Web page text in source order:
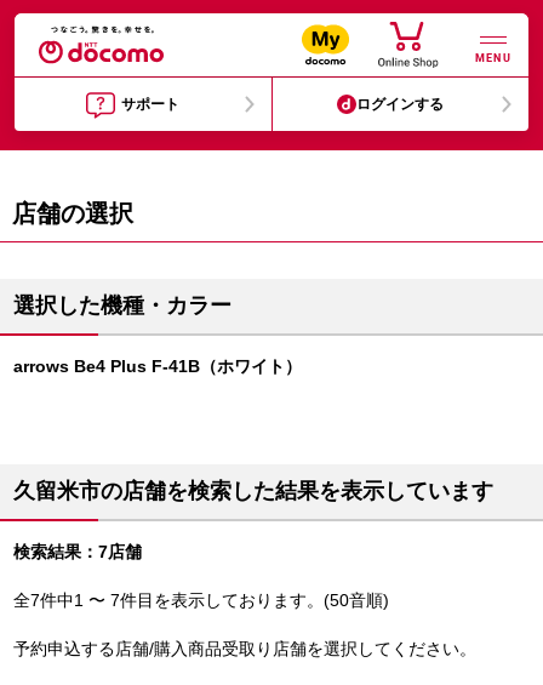
MENU
サポート ログインする
店舗の選択
選択した機種・カラー
arrows Be4 Plus F-41B（ホワイト）
久留米市の店舗を検索した結果を表示しています
検索結果：7店舗
全7件中1 〜 7件目を表示しております。(50音順)
予約申込する店舗/購入商品受取り店舗を選択してください。